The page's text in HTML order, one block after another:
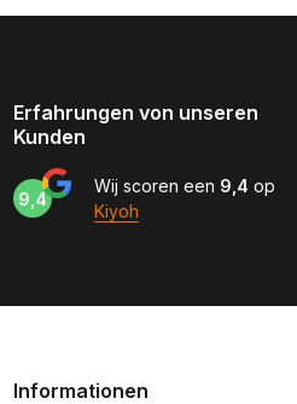
Erfahrungen von unseren
Kunden
9,4
Wij scoren een 9,4 op
Kiyoh
Informationen